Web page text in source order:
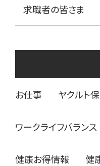
求職者の皆さま
お仕事 ヤクルト
ワークライフバランス
健康お得情報 健